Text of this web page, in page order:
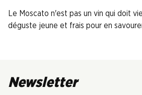
Le Moscato n'est pas un vin qui doit
déguste jeune et frais pour en
Newsletter